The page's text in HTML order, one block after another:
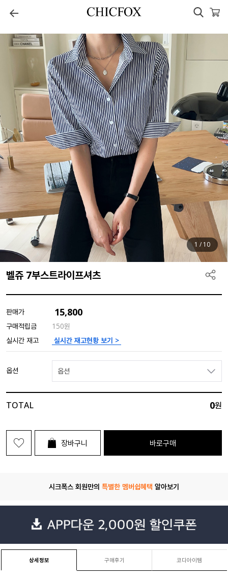
1 /10
벨쥬 7부스트라이프셔츠
판매가 15,800
구매적립금
150원
실시간 재고
실시간 재고현황 보기 >
옵션 옵션
TOTAL 0원
장바구니 바로구매
시크폭스 회원만의 특별한 멤버쉽혜택 알아보기
상세정보 구매후기 코디아이템